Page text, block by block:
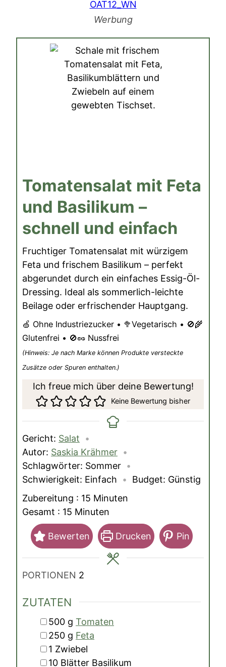
Werbung
Tomatensalat mit Feta
und Basilikum –
schnell und einfach
Fruchtiger Tomatensalat mit würzigem
Feta und frischem Basilikum – perfekt
abgerundet durch ein einfaches Essig-Öl-
Dressing. Ideal als sommerlich-leichte
Beilage oder erfrischender Hauptgang.
🍏 Ohne Industriezucker • 🥦Vegetarisch • 🚫🌾
Glutenfrei • 🚫🥜 Nussfrei
(Hinweis: Je nach Marke können Produkte versteckte
Zusätze oder Spuren enthalten.)
Ich freue mich über deine Bewertung!
Keine Bewertung bisher
Gericht: Salat
Autor: Saskia Krähmer
Schlagwörter: Sommer
Schwierigkeit: Einfach Budget: Günstig
Zubereitung : 15 Minuten
Minuten
Gesamt : 15 Minuten
Minuten
Bewerten Drucken Pin
PORTIONEN 2
ZUTATEN
▢
500 g Tomaten
▢
250 g Feta
▢
1 Zwiebel
▢
10 Blätter Basilikum